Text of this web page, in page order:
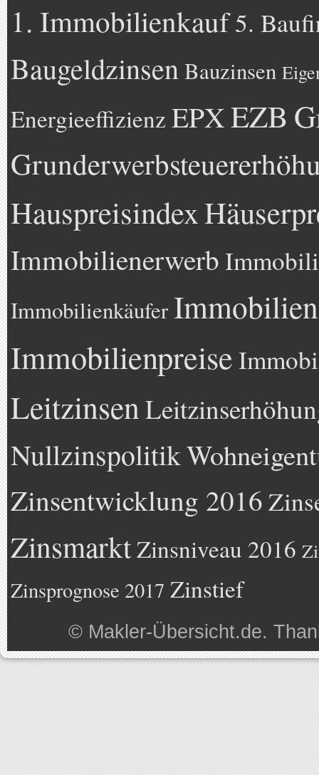
1. Immobilienkauf5.
BaugeldzinsenBauzinsen
Energieeffizienz EPXEZB
Hauspreisindex
Immobilienerwerb
Immobilienkäufer
Immobilienpreise
Leitzinsen
Nullzinspolitik
Zinsentwicklung 2016
Zinsmarkt Zinsniveau 2016
Zinsprognose 2017 Zinstief
© Makler-Übersicht.de.